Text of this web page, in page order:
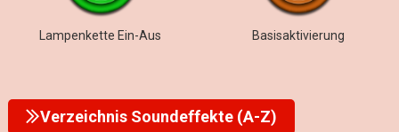
Lampenkette Ein-Aus Basisaktivierung
Verzeichnis Soundeffekte (A-Z)